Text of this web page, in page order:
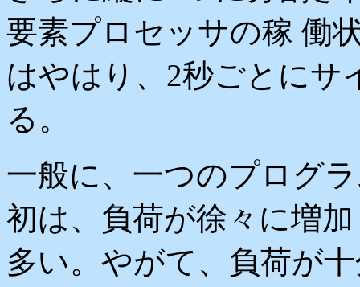
要素プロセッサの稼 働
はやはり、2秒ごとにサ
る。
一般に、一つのプログ
初は、負荷が徐々に増
多い。やがて、負荷が